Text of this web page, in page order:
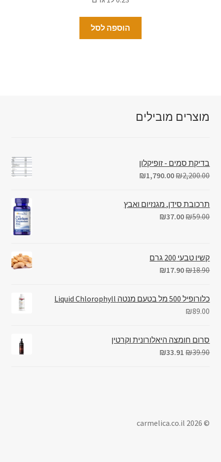
הוספה לסל
מוצרים מובילים
בדיקת סמים - זופיקלון
₪2,200.00
₪1,790.00
תרכובת סידן, מגנזיום ואבץ
₪59.00
₪37.00
קשיו טבעי 200 גרם
₪18.90
₪17.90
כלורופיל 500 מל בטעם מנטה Liquid Chlorophyll
₪89.00
סרום חומצה היאלורונית וקרטין
₪39.90
₪33.91
© carmelica.co.il 2026